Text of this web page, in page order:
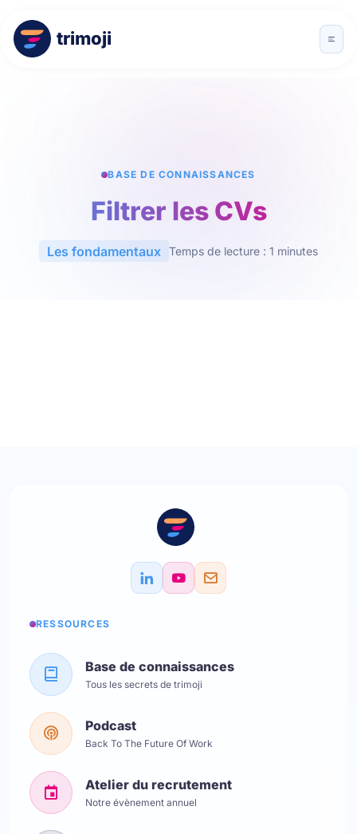
trimoji
BASE DE CONNAISSANCES
Filtrer les CVs
Les fondamentaux Temps de lecture : 1 minutes
RESSOURCES
Base de connaissances
Tous les secrets de trimoji
Podcast
Back To The Future Of Work
Atelier du recrutement
Notre évènement annuel